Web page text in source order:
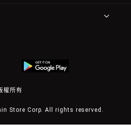
權所有
Store Corp. All rights reserved.